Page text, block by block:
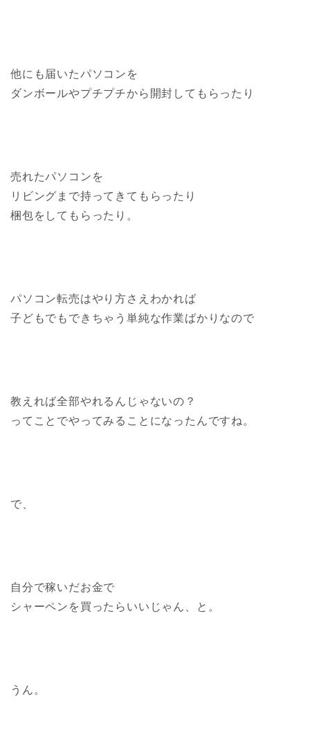
他にも届いたパソコンを
ダンボールやプチプチから開封してもらったり
売れたパソコンを
リビングまで持ってきてもらったり
梱包をしてもらったり。
パソコン転売はやり方さえわかれば
子どもでもできちゃう単純な作業ばかりなので
教えれば全部やれるんじゃないの？
ってことでやってみることになったんですね。
で、
自分で稼いだお金で
シャーペンを買ったらいいじゃん、と。
うん。